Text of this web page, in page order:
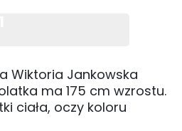
Wiktoria Jankowska
ma 175 cm wzrostu.
ciała, oczy koloru